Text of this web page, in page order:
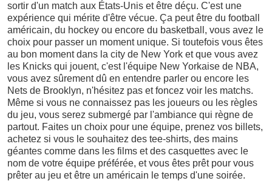
sortir d'un match aux États-Unis et être déçu. C'est une
expérience qui mérite d'être vécue. Ça peut être du football
américain, du hockey ou encore du basketball, vous avez le
choix pour passer un moment unique. Si toutefois vous êtes
au bon moment dans la city de New York et que vous avez
les Knicks qui jouent, c'est l'équipe New Yorkaise de NBA,
vous avez sûrement dû en entendre parler ou encore les
Nets de Brooklyn, n'hésitez pas et foncez voir les matchs.
Même si vous ne connaissez pas les joueurs ou les règles
du jeu, vous serez submergé par l'ambiance qui règne de
partout. Faites un choix pour une équipe, prenez vos billets,
achetez si vous le souhaitez des tee-shirts, des mains
géantes comme dans les films et des casquettes avec le
nom de votre équipe préférée, et vous êtes prêt pour vous
prêter au jeu et être un américain le temps d'une soirée.